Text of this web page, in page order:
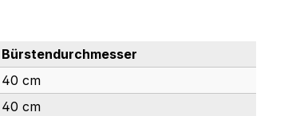
Bürstendurchmesser
40 cm
40 cm